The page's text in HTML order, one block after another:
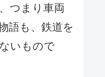
つまり車両
語も、鉄道を
いもので